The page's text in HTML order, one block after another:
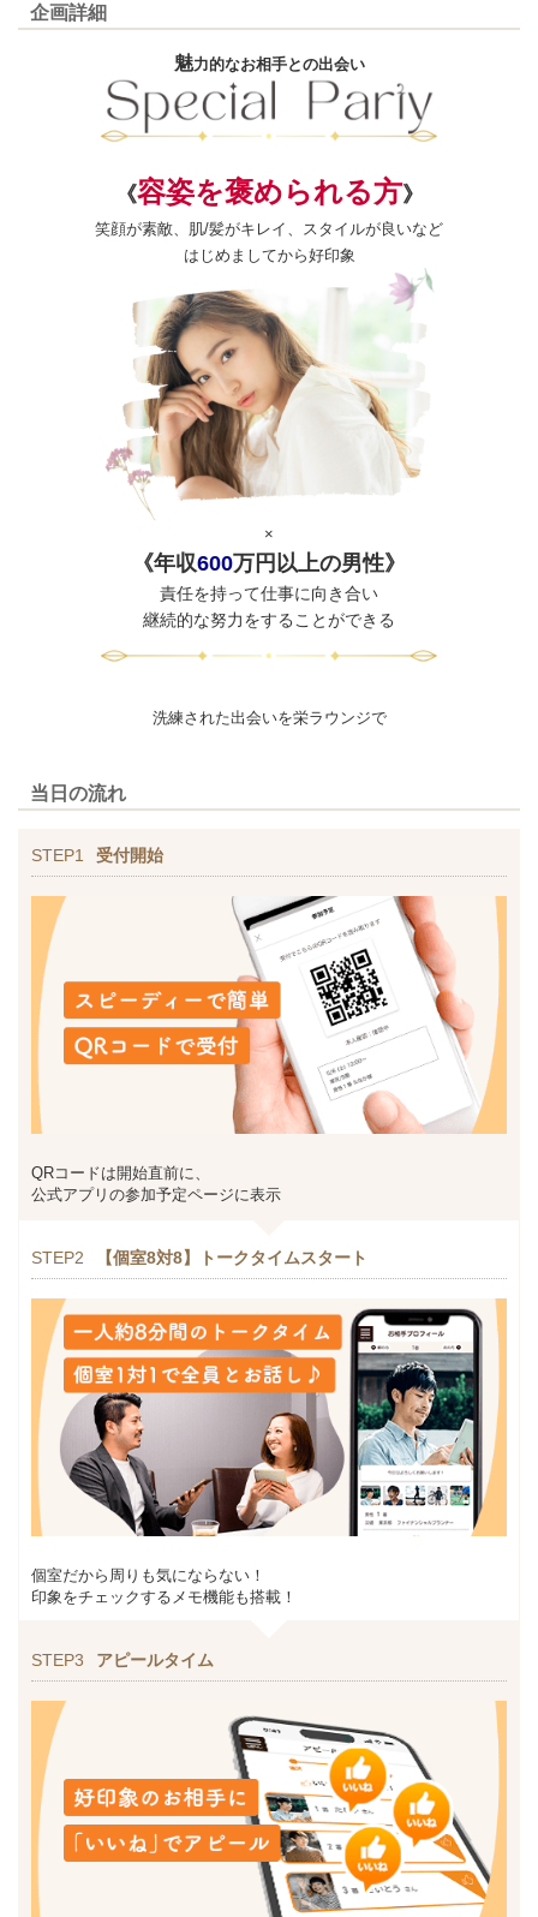
企画詳細
魅力的なお相手との出会い
《容姿を褒められる方》
笑顔が素敵、肌/髪がキレイ、スタイルが良いなど
はじめましてから好印象
×
《年収600万円以上の男性》
責任を持って仕事に向き合い
継続的な努力をすることができる
洗練された出会いを栄ラウンジで
当日の流れ
STEP1 受付開始
QRコードは開始直前に、
公式アプリの参加予定ページに表示
STEP2 【個室8対8】トークタイムスタート
個室だから周りも気にならない！
印象をチェックするメモ機能も搭載！
STEP3 アピールタイム